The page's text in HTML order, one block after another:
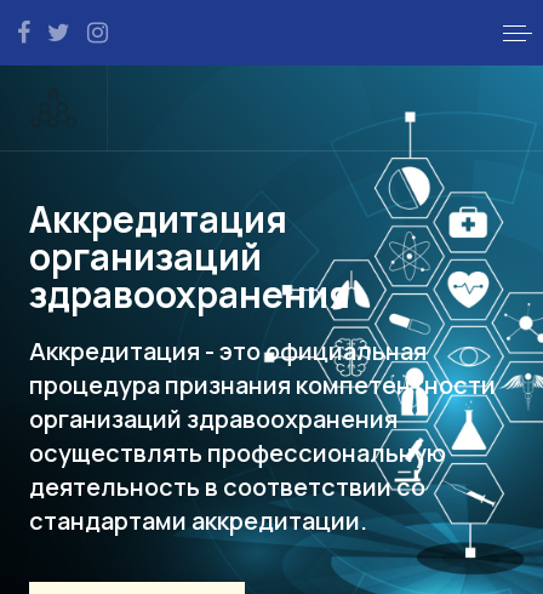
Аккредитация
организаций
здравоохранения
Аккредитация - это официальная
процедура признания компетентности
организаций здравоохранения
осуществлять профессиональную
деятельность в соответствии со
стандартами аккредитации.